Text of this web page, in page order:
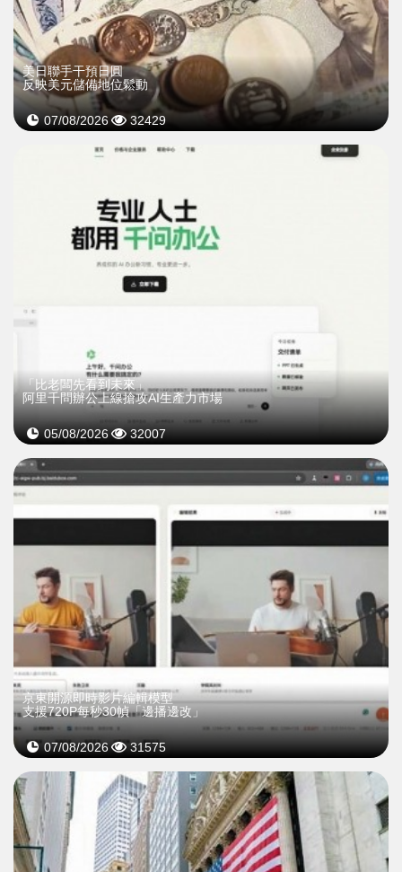
美日聯手干預日圓
反映美元儲備地位鬆動
07/08/2026 32429
「比老闆先看到未來」
阿里千問辦公上線搶攻AI生產力市場
05/08/2026 32007
京東開源即時影片編輯模型
支援720P每秒30幀「邊播邊改」
07/08/2026 31575